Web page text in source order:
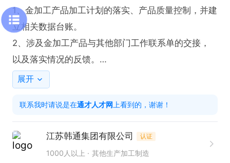
1、金加工产品加工计划的落实、产品质量控制，并建
立相关数据台账。
2、涉及金加工产品与其他部门工作联系单的交接，
以及落实情况的反馈。
3、区域内的安全、5S、质量、设备维护等工作。
电话。联系时请说是在通才人才网看到的！
展开
联系我时请说是在通才人才网 上看到的，谢谢！
江苏韩通集团有限公司 认证
1000人以上 其他生产加工制造